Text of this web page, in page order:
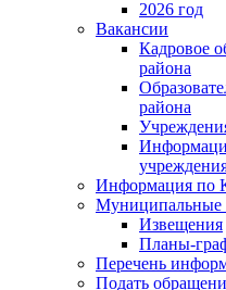
2026 год
Вакансии
Кадровое
района
района
Информация
Муниципальные
Извещения
Планы-
Перечень
Подать